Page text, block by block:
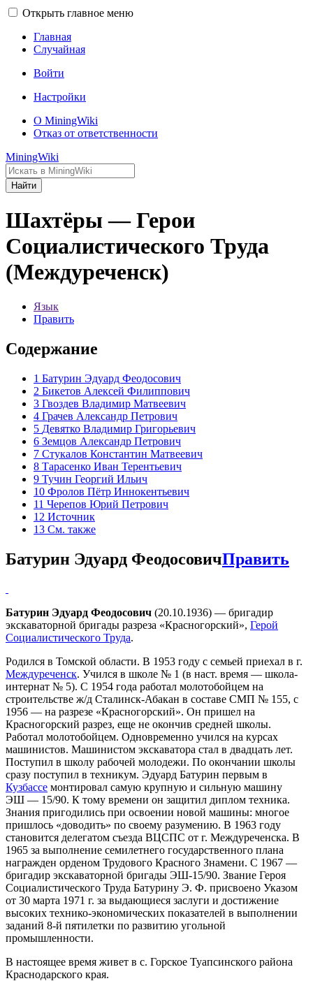
Открыть главное меню
Главная
Случайная
Войти
Настройки
О MiningWiki
Отказ от ответственности
MiningWiki
Найти
Шахтёры — Герои
Социалистического Труда
(Междуреченск)
Язык
Править
Содержание
1 Батурин Эдуард Феодосович
2 Бикетов Алексей Филиппович
3 Гвоздев Владимир Матвеевич
4 Грачев Александр Петрович
5 Девятко Владимир Григорьевич
6 Земцов Александр Петрович
7 Стукалов Константин Матвеевич
8 Тарасенко Иван Терентьевич
9 Тучин Георгий Ильич
10 Фролов Пётр Иннокентьевич
11 Черепов Юрий Петрович
12 Источник
13 См. также
Батурин Эдуард ФеодосовичПравить
Батурин Эдуард Феодосович (20.10.1936) — бригадир
экскаваторной бригады разреза «Красногорский», Герой
Социалистического Труда.
Родился в Томской области. В 1953 году с семьей приехал в г.
Междуреченск. Учился в школе № 1 (в наст. время — школа-
интернат № 5). С 1954 года работал молотобойцем на
строительстве ж/д Сталинск-Абакан в составе СМП № 155, с
1956 — на разрезе «Красногорский». Он пришел на
Красногорский разрез, еще не окончив средней школы.
Работал молотобойцем. Одновременно учился на курсах
машинистов. Машинистом экскаватора стал в двадцать лет.
Поступил в школу рабочей молодежи. По окончании школы
сразу поступил в техникум. Эдуард Батурин первым в
Кузбассе монтировал самую крупную и сильную машину
ЭШ — 15/90. К тому времени он защитил диплом техника.
Знания пригодились при освоении новой машины: многое
пришлось «доводить» по своему разумению. В 1963 году
становится делегатом съезда ВЦСПС от г. Междуреченска. В
1965 за выполнение семилетнего государственного плана
награжден орденом Трудового Красного Знамени. С 1967 —
бригадир экскаваторной бригады ЭШ-15/90. Звание Героя
Социалистического Труда Батурину Э. Ф. присвоено Указом
от 30 марта 1971 г. за выдающиеся заслуги и достижение
высоких технико-экономических показателей в выполнении
заданий 8-й пятилетки по развитию угольной
промышленности.
В настоящее время живет в с. Горское Туапсинского района
Краснодарского края.